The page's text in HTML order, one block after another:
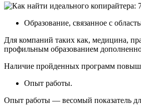
Образование, связанное с
Для компаний таких как, медицина,
профильным образованием
Наличие пройденных программ
Опыт работы.
Опыт работы — весомый показатель